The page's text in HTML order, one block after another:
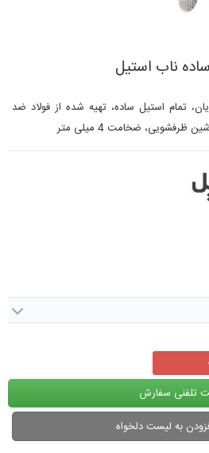
ناب استیل
تمام استیل ساده، تهیه شده از فولاد ضد
ضخامت 4 میلی متر
تلفنی سفارش
به لیست دلخواه